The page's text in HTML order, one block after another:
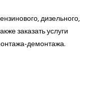
дизельного,
заказать услуги
демонтажа.